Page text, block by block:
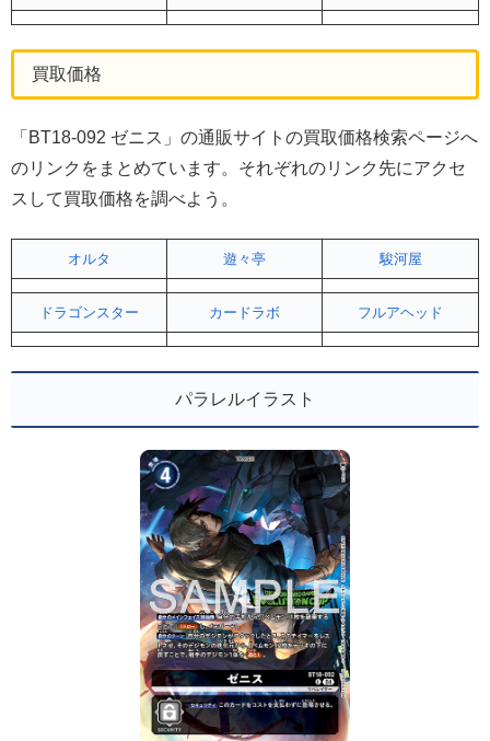
買取価格
「BT18-092 ゼニス」の通販サイトの買取価格検索ページへ
のリンクをまとめています。それぞれのリンク先にアクセ
スして買取価格を調べよう。
オルタ 遊々亭 駿河屋
ドラゴンスター カードラボ フルアヘッド
パラレルイラスト